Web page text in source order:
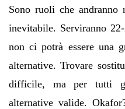
Sono ruoli che
inevitabile. Serviranno
non ci potrà essere una
alternative. Trovare
difficile, ma per tutti
alternative valide.